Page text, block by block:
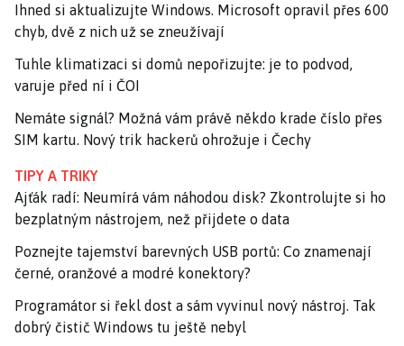
Ihned si aktualizujte Windows. Microsoft opravil přes 600
chyb, dvě z nich už se zneužívají
Tuhle klimatizaci si domů nepořizujte: je to podvod,
varuje před ní i ČOI
Nemáte signál? Možná vám právě někdo krade číslo přes
SIM kartu. Nový trik hackerů ohrožuje i Čechy
TIPY A TRIKY
Ajťák radí: Neumírá vám náhodou disk? Zkontrolujte si ho
bezplatným nástrojem, než přijdete o data
Poznejte tajemství barevných USB portů: Co znamenají
černé, oranžové a modré konektory?
Programátor si řekl dost a sám vyvinul nový nástroj. Tak
dobrý čistič Windows tu ještě nebyl